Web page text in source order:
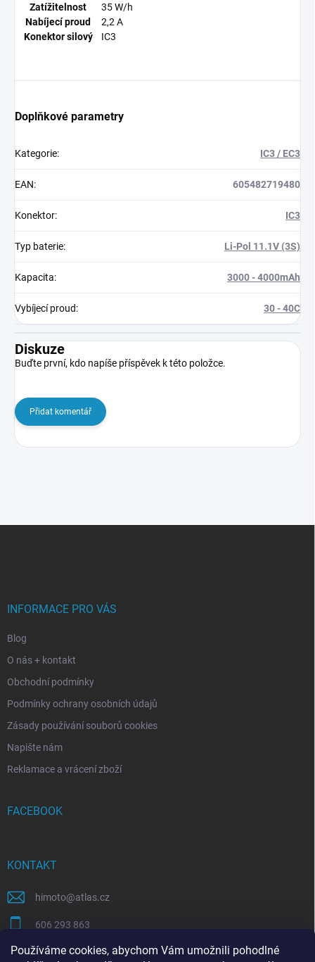
Používáme cookies, abychom Vám umožnili pohodlné
Zatížitelnost
35 W/h
Nabíjecí proud
2,2 A
Konektor silový
IC3
Doplňkové parametry
Kategorie: IC3 / EC3
EAN: 605482719480
Konektor: IC3
Typ baterie: Li-Pol 11.1V (3S)
Kapacita: 3000 - 4000mAh
Vybíjecí proud: 30 - 40C
Diskuze
Buďte první, kdo napíše příspěvek k této položce.
Přidat komentář
INFORMACE PRO VÁS
Blog
O nás + kontakt
Obchodní podmínky
Podmínky ochrany osobních údajů
Zásady používání souborů cookies
Napište nám
Reklamace a vrácení zboží
FACEBOOK
KONTAKT
himoto@atlas.cz
606 293 863
https://www.facebook.com/himotocz